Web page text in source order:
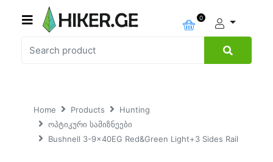
0
Home Products
Hunting
ოპტიკური სამიზნეები
Bushnell 3-9x40EG Red&Green Light+3 Sides Rail